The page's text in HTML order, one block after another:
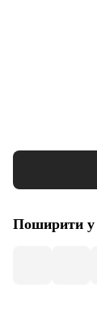
Поширити у